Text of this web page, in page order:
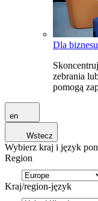
Dla biznesu
zebrania
pomogą
en
Wstecz
Wybierz kraj i język
Region
Kraj/region-język